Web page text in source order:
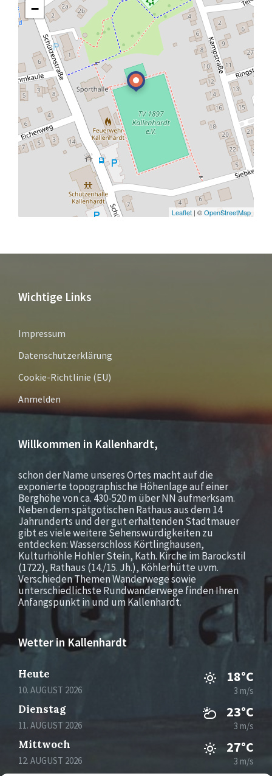
−
Leaflet | ©OpenStreetMap
Wichtige Links
Impressum
Datenschutzerklärung
Cookie-Richtlinie (EU)
Anmelden
Willkommen in Kallenhardt,
schon der Name unseres Ortes macht auf die
exponierte topographische Höhenlage auf einer
Berghöhe von ca. 430-520 m über NN aufmerksam.
Neben dem spätgotischen Rathaus aus dem 14
Jahrunderts und der gut erhaltenden Stadtmauer
gibt es viele weitere Sehenswürdigkeiten zu
entdecken: Wasserschloss Körtlinghausen,
Kulturhöhle Hohler Stein, Kath. Kirche im Barockstil
(1722), Rathaus (14./15. Jh.), Köhlerhütte uvm.
Verschieden Themen Wanderwege sowie
unterschiedlichste Rundwanderwege finden Ihren
Anfangspunkt in und um Kallenhardt.
Wetter in Kallenhardt
Heute
10. AUGUST 2026
18°C
3 m/s
Dienstag
11. AUGUST 2026
23°C
3 m/s
Mittwoch
12. AUGUST 2026
27°C
3 m/s